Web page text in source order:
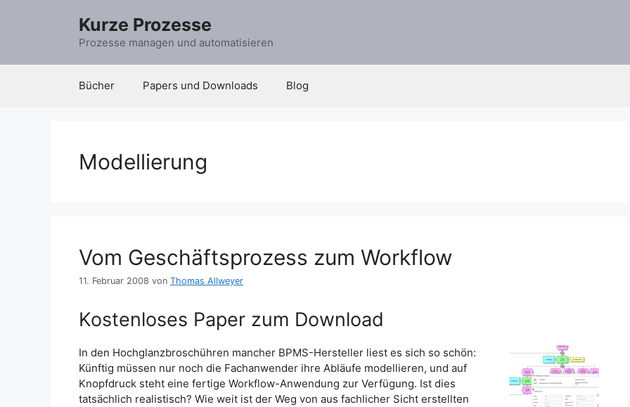
Kurze Prozesse
Prozesse managen und automatisieren
Bücher Papers und Downloads Blog
Modellierung
Vom Geschäftsprozess zum Workflow
11. Februar 2008 von Thomas Allweyer
Kostenloses Paper zum Download
In den Hochglanzbroschühren mancher BPMS-Hersteller liest es sich so schön:
Künftig müssen nur noch die Fachanwender ihre Abläufe modellieren, und auf
Knopfdruck steht eine fertige Workflow-Anwendung zur Verfügung. Ist dies
tatsächlich realistisch? Wie weit ist der Weg von aus fachlicher Sicht erstellten